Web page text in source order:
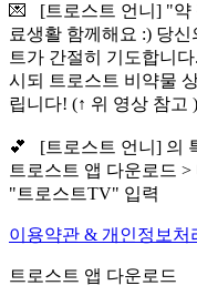
💌 [트로스트 언니] "약
료생활 함께해요 :) 당
트가 간절히 기도합니
시되 트로스트 비약물
립니다! (↑ 위 영상 참고
💕 [트로스트 언니] 의
트로스트 앱 다운로드
"트로스트TV" 입력
이용약관 & 개인정보처
트로스트 앱 다운로드